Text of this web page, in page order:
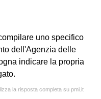
uno specifico
dell'Agenzia delle
indicare la propria
la risposta completa su pmi.it